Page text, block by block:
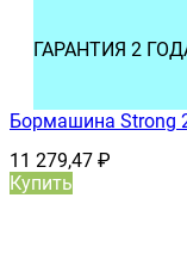
ГАРАНТИЯ 2
Бормашина Strong
11 279,47 ₽
Купить